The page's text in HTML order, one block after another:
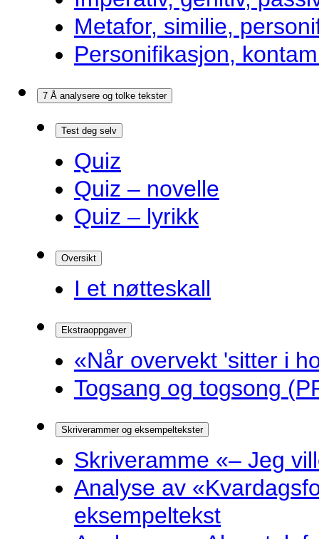
Metafor, similie,
Personifikasjon,
7 Å analysere og tolke tekster
Test deg selv
Quiz
Quiz – novelle
Quiz – lyrikk
Oversikt
I et nøtteskall
Ekstraoppgaver
«Når overvekt 'sitter i
Togsang og togsong
Skriverammer og eksempeltekster
Skriveramme «– Jeg
Analyse av
eksempeltekst